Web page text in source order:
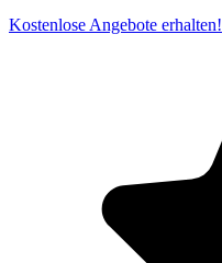
Kostenlose Angebote erhalten!